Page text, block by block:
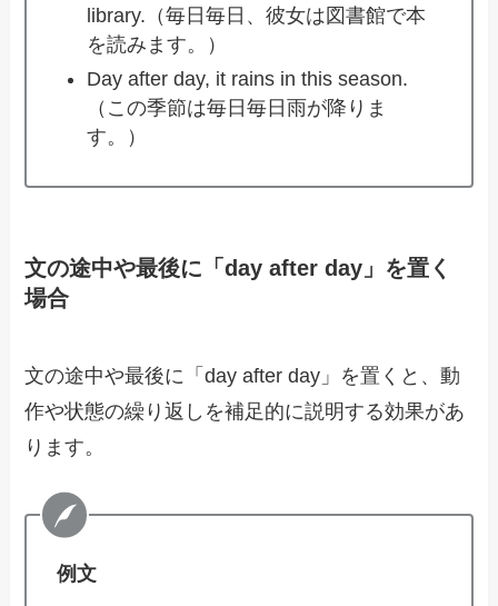
library.（毎日毎日、彼女は図書館で本
を読みます。）
Day after day, it rains in this season.
（この季節は毎日毎日雨が降りま
す。）
文の途中や最後に「day after day」を置く
場合
文の途中や最後に「day after day」を置くと、動
作や状態の繰り返しを補足的に説明する効果があ
ります。
例文